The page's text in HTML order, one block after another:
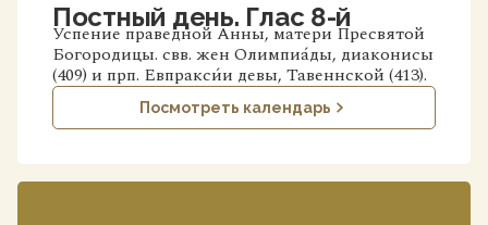
Постный день. Глас 8-й
Успение праведной Анны, матери Пресвятой
Богородицы. свв. жен Олимпиа́ды, диаконисы
(409) и прп. Евпракси́и девы, Тавеннской (413).
Посмотреть календарь